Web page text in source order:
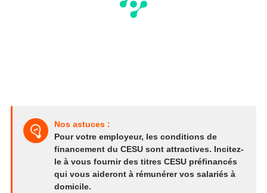
Nos astuces :
Pour votre employeur, les conditions de
financement du CESU sont attractives. Incitez-
le à vous fournir des titres CESU préfinancés
qui vous aideront à rémunérer vos salariés à
domicile.